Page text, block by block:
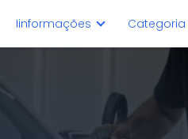
Iinformações Categoria